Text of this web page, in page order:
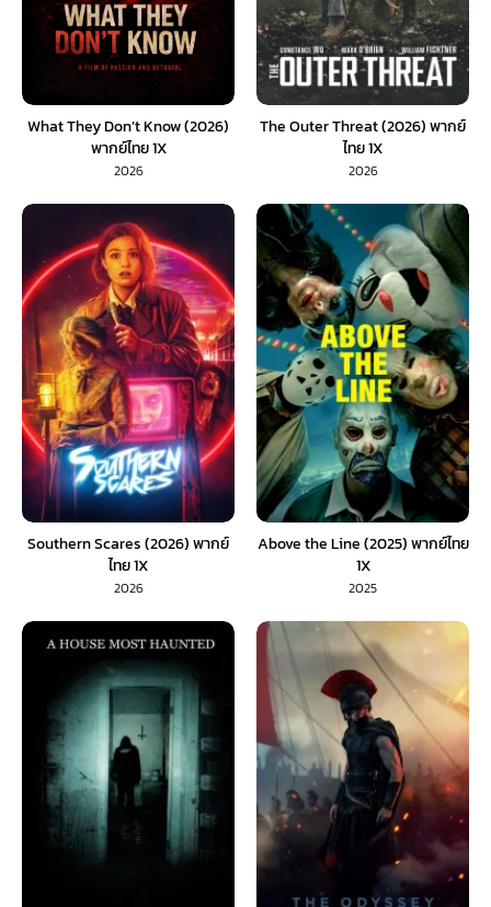
What They Don’t Know (2026)
พากย์ไทย 1X
2026
The Outer Threat (2026) พากย์
ไทย 1X
2026
Southern Scares (2026) พากย์
ไทย 1X
2026
Above the Line (2025) พากย์ไทย
1X
2025